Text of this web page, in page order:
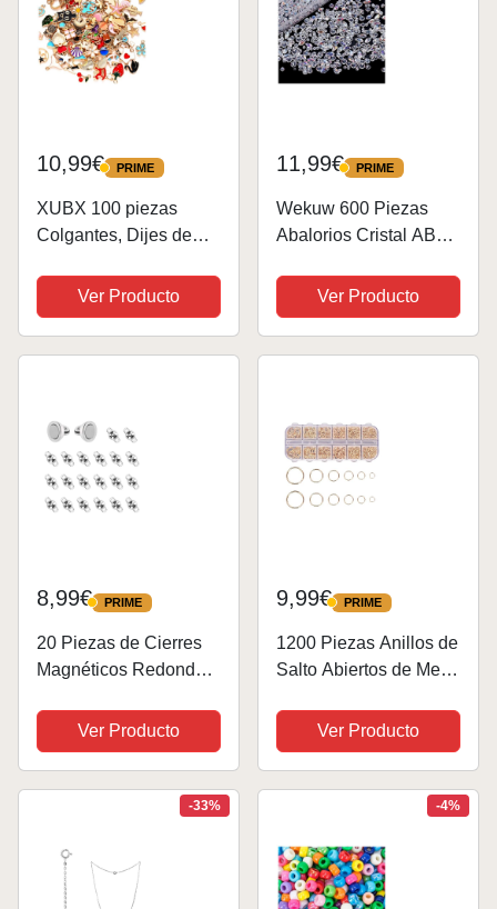
10,99€ PRIME
PRIME
XUBX 100 piezas
Colgantes, Dijes de
Colgante Charm
Accesorios De
Aleación, DIY
Llaveros,...
Ver Producto
11,99€ PRIME
PRIME
Wekuw 600 Piezas
Abalorios Cristal AB
Manualidades,
Pulseras, Collares y
Joyería Artesanal DIY
Ver Producto
8,99€ PRIME
PRIME
20 Piezas de Cierres
Magnéticos Redondos
para Collares,
Pulseras y Bisutería
DIY - 8 mm, Plateado
Ver Producto
9,99€ PRIME
PRIME
1200 Piezas Anillos de
Salto Abiertos de Metal
Conectores de Anillo
Redondo Para Hacer
Joyería DIY, Collar de
Accesorios...
Ver Producto
-33% -4%